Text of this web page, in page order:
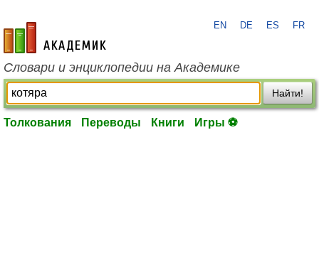
academic.ru
EN DE ES FR
Словари и энциклопедии на Академике
Найти!
Толкования Переводы Книги Игры ⚽